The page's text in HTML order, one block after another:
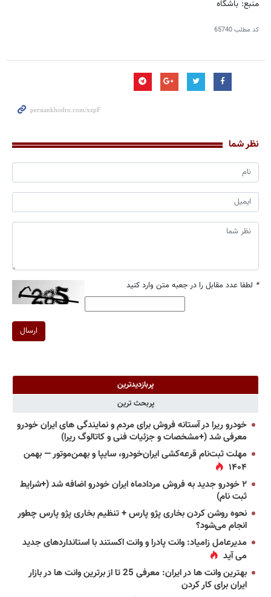
منبع: باشگاه
کد مطلب65740
نظر شما
* لطفا عدد مقابل را در جعبه متن وارد کنید
ارسال
پربازدیدترین
پربحث ترین
خودرو ریرا در آستانه فروش برای مردم و نمایندگی های ایران خودرو
معرفی شد (+مشخصات و جزئیات فنی و کاتالوگ ریرا)
مهلت ثبت‌نام قرعه‌کشی ایران‌خودرو، سایپا و بهمن‌موتور — بهمن
۱۴۰۴
۲ خودرو جدید به فروش مردادماه ایران خودرو اضافه شد (+شرایط
ثبت نام)
نحوه روشن کردن بخاری پژو پارس + تنظیم بخاری پژو پارس چطور
انجام می‌شود؟
مدیرعامل زامیاد: وانت پادرا و وانت اکستند با استانداردهای جدید
می آید
بهترین وانت ها در ایران: معرفی 25 تا از برترین وانت ها در بازار
ایران برای کار کردن